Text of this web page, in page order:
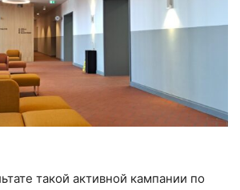
такой активной кампании по